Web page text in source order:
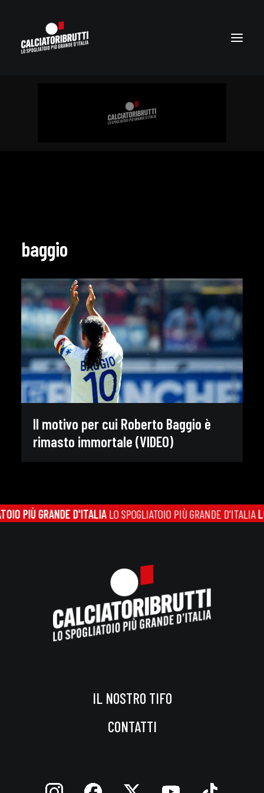
baggio
Il motivo per cui Roberto Baggio è
rimasto immortale (VIDEO)
PIÙ GRANDE D'ITALIALO SPOGLIATOIO PIÙ GRANDE D'ITALIALO
IL NOSTRO TIFO
CONTATTI